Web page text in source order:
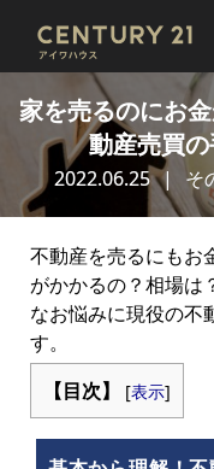
家を売るのにお
動産売買
2022.06.25 そ
不動産を売るにもお
がかかるの？相場は
なお悩みに現役の不
す。
【目次】
[表示]